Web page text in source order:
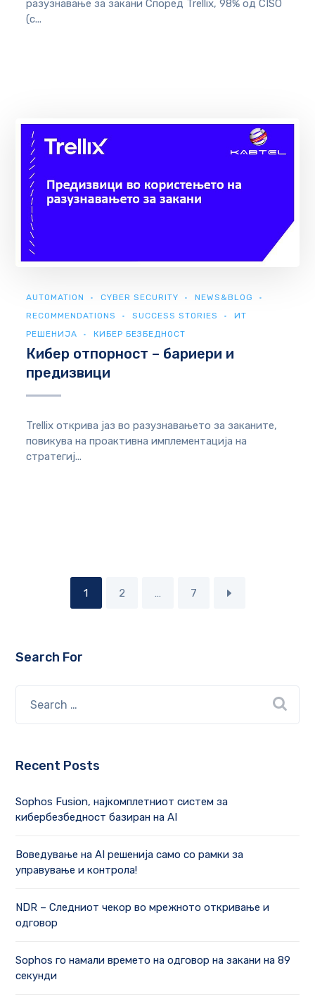
разузнавање за закани Според Trellix, 98% од CISO
(с...
AUTOMATION CYBER SECURITY
NEWS&BLOG
RECOMMENDATIONS
SUCCESS STORIES
ИТ
РЕШЕНИЈА
КИБЕР БЕЗБЕДНОСТ
Кибер отпорност – бариери и
предизвици
Trellix открива јаз во разузнавањето за заканите,
повикува на проактивна имплементација на
стратегиј...
1 2 … 7
Search For
Recent Posts
Sophos Fusion, најкомплетниот систем за
кибербезбедност базиран на AI
Воведување на AI решенија само со рамки за
управување и контрола!
NDR – Следниот чекор во мрежното откривање и
одговор
Sophos го намали времето на одговор на закани на 89
секунди